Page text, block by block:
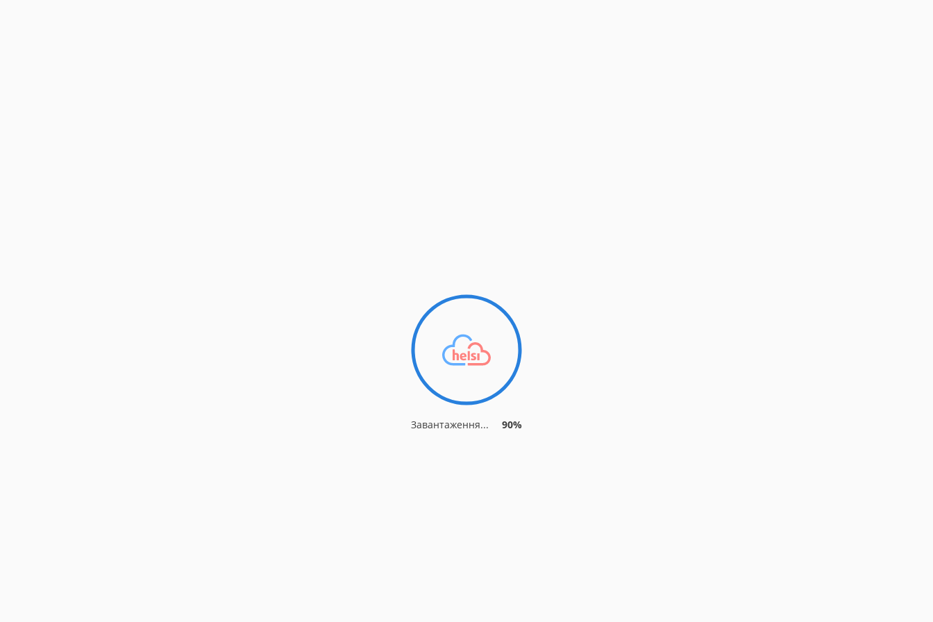
Завантаження... 90%